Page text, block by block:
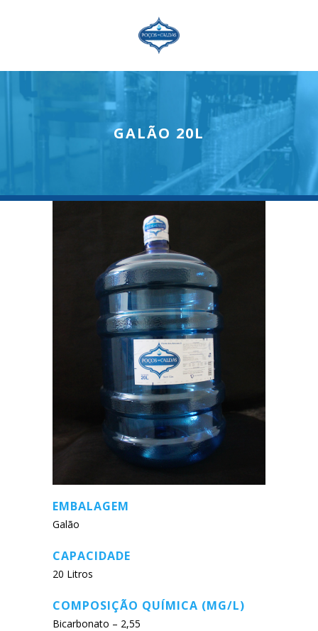
GALÃO 20L
EMBALAGEM
Galão
CAPACIDADE
20 Litros
COMPOSIÇÃO QUÍMICA (MG/L)
Bicarbonato – 2,55